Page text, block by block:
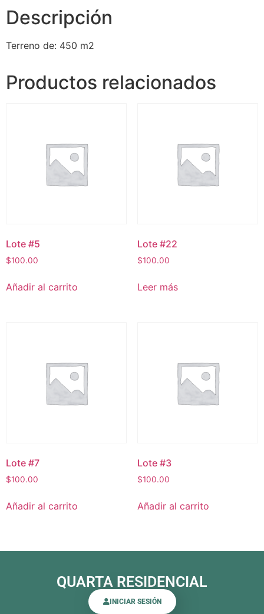
Descripción
Terreno de: 450 m2
Productos relacionados
Lote #5
$100.00
Añadir al carrito
Lote #22
$100.00
Leer más
Lote #7
$100.00
Añadir al carrito
Lote #3
$100.00
Añadir al carrito
QUARTA RESIDENCIAL
INICIAR SESIÓN